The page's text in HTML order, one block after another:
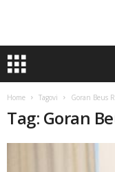
Home Tagovi Goran Beus
Tag: Goran